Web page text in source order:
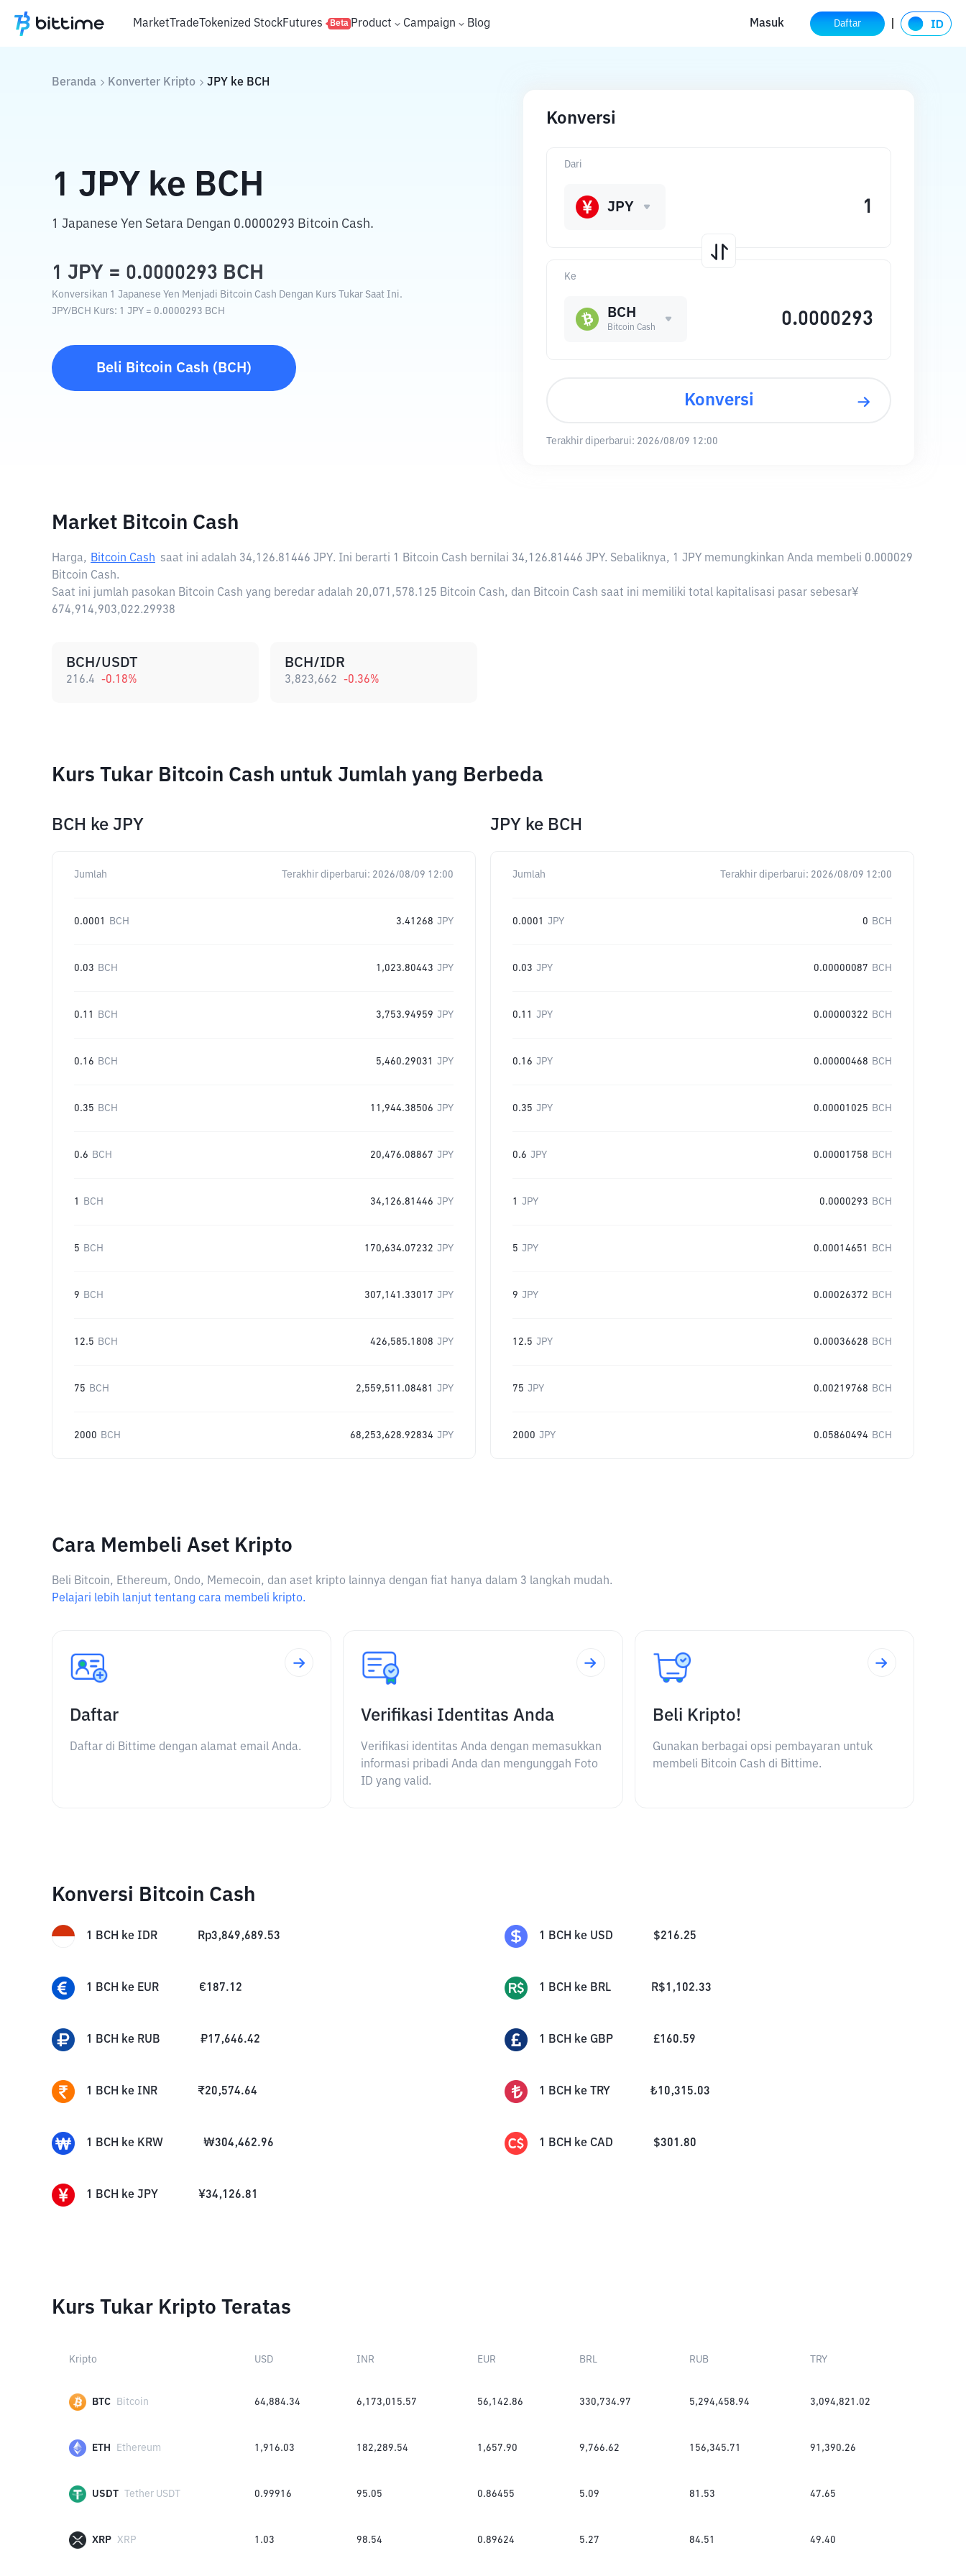
MarketTradeTokenized StockFutures Beta Product Campaign Blog Masuk Daftar
Beranda Konverter Kripto JPY ke BCH
1 JPY ke BCH
1 Japanese Yen Setara Dengan 0.0000293 Bitcoin Cash.
1 JPY = 0.0000293 BCH
Konversikan 1 Japanese Yen Menjadi Bitcoin Cash Dengan Kurs Tukar Saat Ini.
JPY/BCH Kurs: 1 JPY = 0.0000293 BCH
Beli Bitcoin Cash ( BCH )
Konversi
Ke
BCH
Bitcoin Cash
Dari
JPY
Konversi
Terakhir diperbarui: 2026/08/09 12:00
Market Bitcoin Cash
Harga, Bitcoin Cash saat ini adalah 34,126.81446 JPY. Ini berarti 1 Bitcoin Cash bernilai 34,126.81446 JPY. Sebaliknya, 1 JPY memungkinkan Anda membeli 0.000029
Bitcoin Cash.
Saat ini jumlah pasokan Bitcoin Cash yang beredar adalah 20,071,578.125 Bitcoin Cash, dan Bitcoin Cash saat ini memiliki total kapitalisasi pasar sebesar¥
674,914,903,022.29938
BCH/USDT
216.4 -0.18%
BCH/IDR
3,823,662 -0.36%
Kurs Tukar Bitcoin Cash untuk Jumlah yang Berbeda
BCH ke JPY
Jumlah Terakhir diperbarui: 2026/08/09 12:00
0.0001 BCH 3.41268 JPY
0.03 BCH 1,023.80443 JPY
0.11 BCH 3,753.94959 JPY
0.16 BCH 5,460.29031 JPY
0.35 BCH 11,944.38506 JPY
0.6 BCH 20,476.08867 JPY
1 BCH 34,126.81446 JPY
5 BCH 170,634.07232 JPY
9 BCH 307,141.33017 JPY
12.5 BCH 426,585.1808 JPY
75 BCH 2,559,511.08481 JPY
2000 BCH 68,253,628.92834 JPY
JPY ke BCH
Jumlah Terakhir diperbarui: 2026/08/09 12:00
0.0001 JPY 0 BCH
0.03 JPY 0.00000087 BCH
0.11 JPY 0.00000322 BCH
0.16 JPY 0.00000468 BCH
0.35 JPY 0.00001025 BCH
0.6 JPY 0.00001758 BCH
1 JPY 0.0000293 BCH
5 JPY 0.00014651 BCH
9 JPY 0.00026372 BCH
12.5 JPY 0.00036628 BCH
75 JPY 0.00219768 BCH
2000 JPY 0.05860494 BCH
Cara Membeli Aset Kripto
Beli Bitcoin, Ethereum, Ondo, Memecoin, dan aset kripto lainnya dengan fiat hanya dalam 3 langkah mudah.
Pelajari lebih lanjut tentang cara membeli kripto.
Daftar
Daftar di Bittime dengan alamat email Anda.
Verifikasi Identitas Anda
Verifikasi identitas Anda dengan memasukkan
informasi pribadi Anda dan mengunggah Foto
ID yang valid.
Beli Kripto!
Gunakan berbagai opsi pembayaran untuk
membeli Bitcoin Cash di Bittime.
Konversi Bitcoin Cash
1 BCH ke IDR Rp3,849,689.53 1 BCH ke USD $216.25
1 BCH ke EUR €187.12 1 BCH ke BRL R$1,102.33
1 BCH ke RUB ₽17,646.42 1 BCH ke GBP £160.59
1 BCH ke INR ₹20,574.64 1 BCH ke TRY ₺10,315.03
1 BCH ke KRW ₩304,462.96 1 BCH ke CAD $301.80
1 BCH ke JPY ¥34,126.81
Kurs Tukar Kripto Teratas
Kripto USD INR EUR BRL RUB TRY
BTC Bitcoin 64,884.34 6,173,015.57 56,142.86 330,734.97 5,294,458.94 3,094,821.02
ETH Ethereum 1,916.03 182,289.54 1,657.90 9,766.62 156,345.71 91,390.26
USDT Tether USDT 0.99916 95.05 0.86455 5.09 81.53 47.65
XRP XRP 1.03 98.54 0.89624 5.27 84.51 49.40